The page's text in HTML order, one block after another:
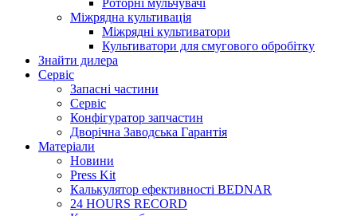
Pоторні мульчувачі
Міжрядна культивація
Міжрядні культиватори
Культиватори для смугового обробітку
Знайти дилера
Сервіс
Запасні частини
Сервіс
Конфігуратор запчастин
Дворічна Заводська Гарантія
Матеріали
Новини
Press Kit
Калькулятор ефективності BEDNAR
24 HOURS RECORD